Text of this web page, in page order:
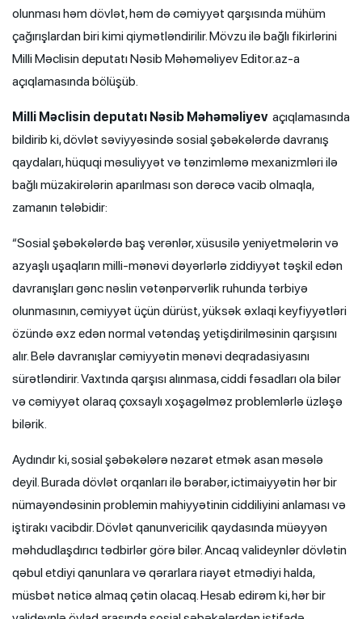
olunması həm dövlət, həm də cəmiyyət qarşısında mühüm
çağırışlardan biri kimi qiymətləndirilir. Mövzu ilə bağlı fikirlərini
Milli Məclisin deputatı Nəsib Məhəməliyev Editor.az-a
açıqlamasında bölüşüb.
Milli Məclisin deputatı Nəsib Məhəməliyev açıqlamasında
bildirib ki, dövlət səviyyəsində sosial şəbəkələrdə davranış
qaydaları, hüquqi məsuliyyət və tənzimləmə mexanizmləri ilə
bağlı müzakirələrin aparılması son dərəcə vacib olmaqla,
zamanın tələbidir:
“Sosial şəbəkələrdə baş verənlər, xüsusilə yeniyetmələrin və
azyaşlı uşaqların milli-mənəvi dəyərlərlə ziddiyyət təşkil edən
davranışları gənc nəslin vətənpərvərlik ruhunda tərbiyə
olunmasının, cəmiyyət üçün dürüst, yüksək əxlaqi keyfiyyətləri
özündə əxz edən normal vətəndaş yetişdirilməsinin qarşısını
alır. Belə davranışlar cəmiyyətin mənəvi deqradasiyasını
sürətləndirir. Vaxtında qarşısı alınmasa, ciddi fəsadları ola bilər
və cəmiyyət olaraq çoxsaylı xoşagəlməz problemlərlə üzləşə
bilərik.
Aydındır ki, sosial şəbəkələrə nəzarət etmək asan məsələ
deyil. Burada dövlət orqanları ilə bərabər, ictimaiyyətin hər bir
nümayəndəsinin problemin mahiyyətinin ciddiliyini anlaması və
iştirakı vacibdir. Dövlət qanunvericilik qaydasında müəyyən
məhdudlaşdırıcı tədbirlər görə bilər. Ancaq valideynlər dövlətin
qəbul etdiyi qanunlara və qərarlara riayət etmədiyi halda,
müsbət nəticə almaq çətin olacaq. Hesab edirəm ki, hər bir